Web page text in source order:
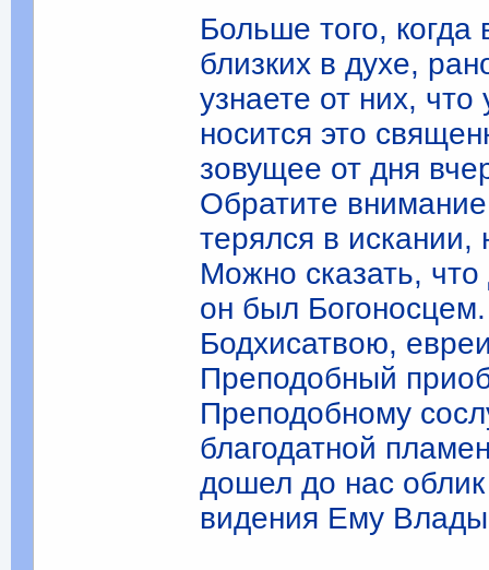
Больше того,
близких в духе,
узнаете от них, что
носится это
зовущее от дня
Обратите
терялся в искании,
Можно сказать,
он был
Бодхисатвою,
Преподобный
Преподобному
благодатной
дошел до нас
видения Ему